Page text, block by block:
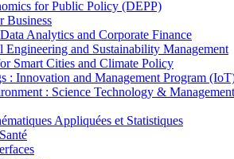
for Public Policy (DEPP)
Business
Analytics and Corporate Finance
and Sustainability Management
Smart Cities and Climate Policy
Innovation and Management Program
: Science Technology & Management
Appliquées et Statistiques